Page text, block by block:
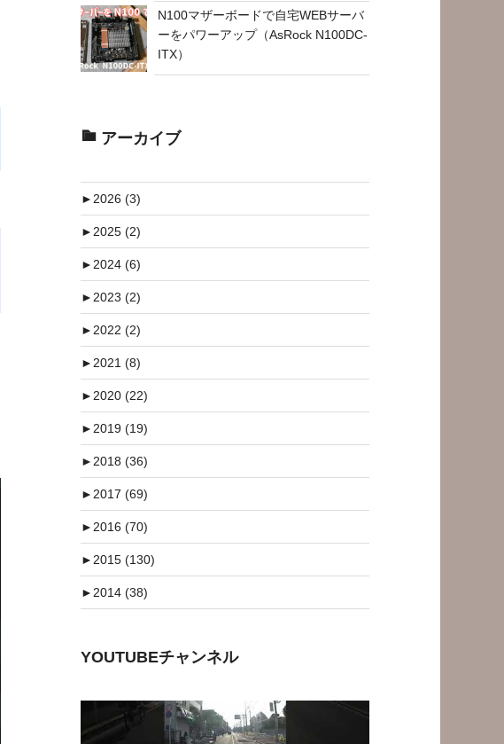
N100マザーボードで自宅WEBサーバ
ーをパワーアップ（AsRock N100DC-
ITX）
アーカイブ
►2026 (3)
►2025 (2)
►2024 (6)
►2023 (2)
►2022 (2)
►2021 (8)
►2020 (22)
►2019 (19)
►2018 (36)
►2017 (69)
►2016 (70)
►2015 (130)
►2014 (38)
YOUTUBEチャンネル